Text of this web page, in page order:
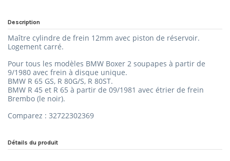
Description
Maître cylindre de frein 12mm avec piston de réservoir.
Logement carré.
Pour tous les modèles BMW Boxer 2 soupapes à partir de
9/1980 avec frein à disque unique.
BMW R 65 GS, R 80G/S, R 80ST.
BMW R 45 et R 65 à partir de 09/1981 avec étrier de frein
Brembo (le noir).
Comparez : 32722302369
Détails du produit